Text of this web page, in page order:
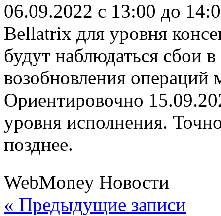
06.09.2022 с 13:00 до
Bellatrix для уровня
будут наблюдаться сбои
возобновления операций
Ориентировочно
уровня исполнения.
позднее.
WebMoney Новости
« Предыдущие записи